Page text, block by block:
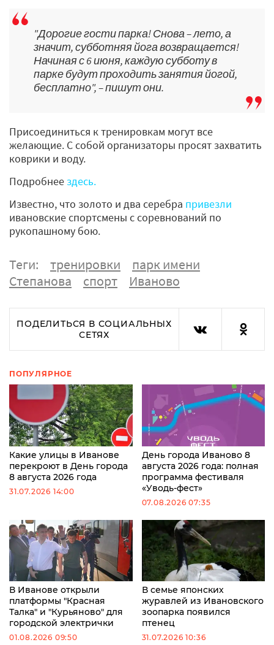
"Дорогие гости парка! Снова – лето, а
значит, субботняя йога возвращается!
Начиная с 6 июня, каждую субботу в
парке будут проходить занятия йогой,
бесплатно", – пишут они.
Присоединиться к тренировкам могут все
желающие. С собой организаторы просят захватить
коврики и воду.
Подробнее здесь.
Известно, что золото и два серебра привезли
ивановские спортсмены с соревнований по
рукопашному бою.
Теги: тренировки
парк имени
Степанова
спорт Иваново
ПОДЕЛИТЬСЯ В СОЦИАЛЬНЫХ
СЕТЯХ
ПОПУЛЯРНОЕ
Какие улицы в Иванове
перекроют в День города
8 августа 2026 года
31.07.2026 14:00
День города Иваново 8
августа 2026 года: полная
программа фестиваля
«Уводь-фест»
07.08.2026 07:35
В Иванове открыли
платформы "Красная
Талка" и "Курьяново" для
городской электрички
01.08.2026 09:50
В семье японских
журавлей из Ивановского
зоопарка появился
птенец
31.07.2026 10:36